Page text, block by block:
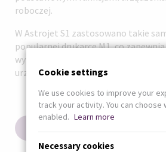
roboczej.
W Astrojet S1 zastosowano takie
popularnej drukarce M1, co
wymienność materiałów
urządzeniami.
Cookie settings
We use cookies to improve your
track your activity. You can choose
enabled. Learn more
Necessary cookies